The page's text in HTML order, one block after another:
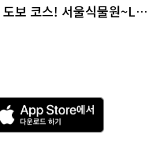
보 코스! 서울식물원~LG
A
p
p